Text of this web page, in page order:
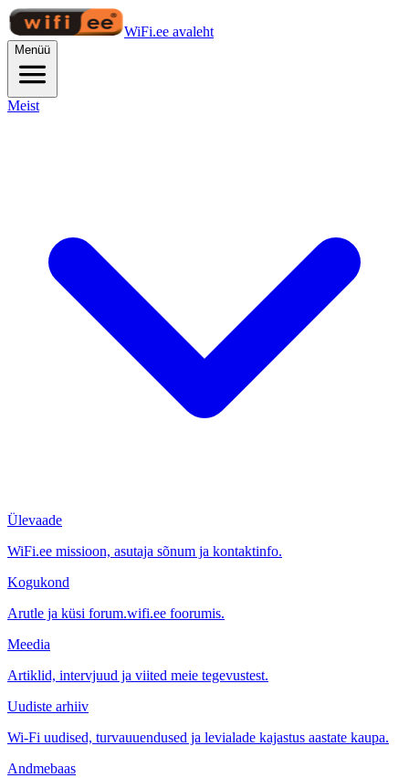
WiFi.ee avaleht
Menüü
Meist
Ülevaade
WiFi.ee missioon, asutaja sõnum ja kontaktinfo.
Kogukond
Arutle ja küsi forum.wifi.ee foorumis.
Meedia
Artiklid, intervjuud ja viited meie tegevustest.
Uudiste arhiiv
Wi-Fi uudised, turvauuendused ja levialade kajastus aastate kaupa.
Andmebaas